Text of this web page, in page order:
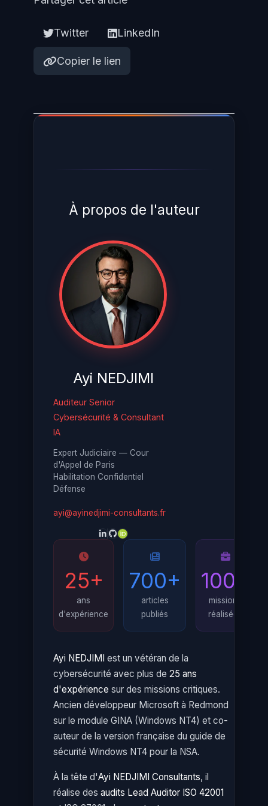
des chaînes de type "sk-" (préfixe
OpenAI), "claude-" ou d'autres
patterns de clés API.
Twitter LinkedIn
Copier le lien
À propos de l'auteur
Ayi NEDJIMI
Auditeur Senior
Cybersécurité & Consultant
IA
Expert Judiciaire — Cour
d'Appel de Paris
Habilitation Confidentiel
Défense
ayi@ayinedjimi-consultants.fr
25+
ans
d'expérience
700+
articles
publiés
100+
missions
réalisées
Ayi NEDJIMI est un vétéran de la
cybersécurité avec plus de 25 ans
d'expérience sur des missions critiques.
Ancien développeur Microsoft à Redmond
sur le module GINA (Windows NT4) et co-
auteur de la version française du guide de
sécurité Windows NT4 pour la NSA.
À la tête d'Ayi NEDJIMI Consultants, il
réalise des audits Lead Auditor ISO 42001